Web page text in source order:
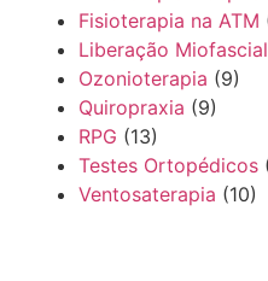
Fisioterapia na ATM
Liberação Miofascial
Ozonioterapia (9)
Quiropraxia (9)
RPG (13)
Testes Ortopédicos
Ventosaterapia (10)